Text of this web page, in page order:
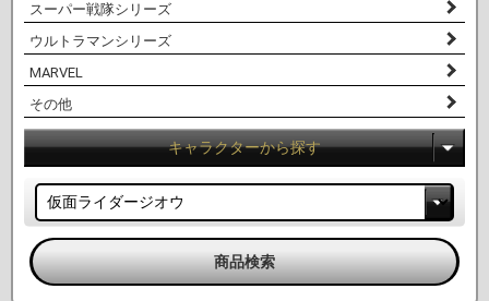
スーパー戦隊シリーズ
ウルトラマンシリーズ
MARVEL
その他
キャラクターから探す